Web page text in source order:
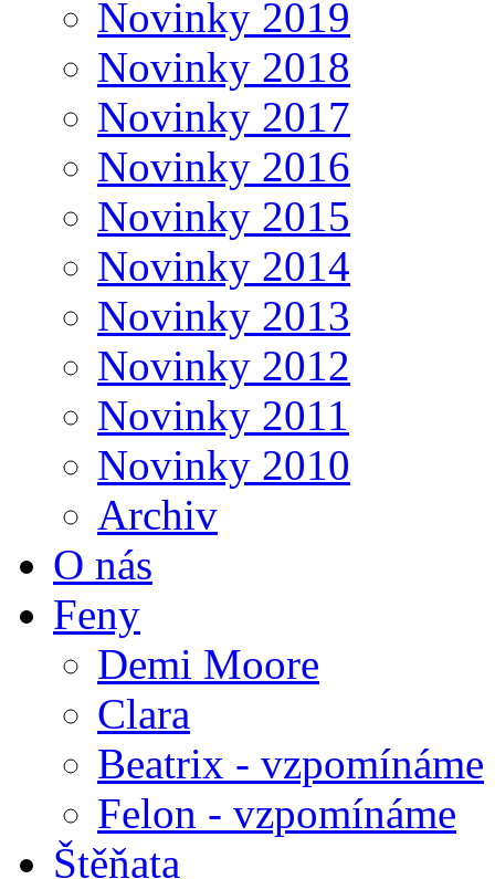
Novinky 2019
Novinky 2018
Novinky 2017
Novinky 2016
Novinky 2015
Novinky 2014
Novinky 2013
Novinky 2012
Novinky 2011
Novinky 2010
Archiv
O nás
Feny
Demi Moore
Clara
Beatrix - vzpomínáme
Felon - vzpomínáme
Štěňata